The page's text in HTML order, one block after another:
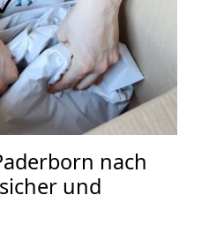
nach
sicher und